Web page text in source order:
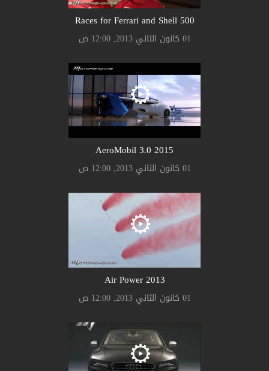
500 Races for Ferrari and Shell
01 كانون الثاني 2013, 12:00 ص
AeroMobil 3.0 2015
01 كانون الثاني 2013, 12:00 ص
Air Power 2013
01 كانون الثاني 2013, 12:00 ص